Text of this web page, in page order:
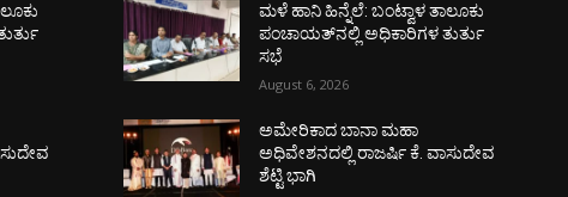
ಮಳೆ ಹಾನಿ ಹಿನ್ನೆಲೆ: ಬಂಟ್ವಾಳ ತಾಲೂಕು
ಪಂಚಾಯತ್‌ನಲ್ಲಿ ಅಧಿಕಾರಿಗಳ ತುರ್ತು
ಸಭೆ
August 6, 2026
ಅಮೇರಿಕಾದ ಬಾನಾ ಮಹಾ
ಅಧಿವೇಶನದಲ್ಲಿ ರಾಜರ್ಷಿ ಕೆ. ವಾಸುದೇವ
ಶೆಟ್ಟಿ ಭಾಗಿ